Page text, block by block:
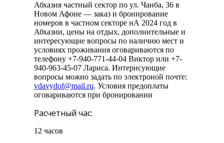
Абхазия частный сектор по ул. Чанба, 36 в
Новом Афоне — заказ и бронирование
номеров в частном секторе нА 2024 год в
Абхазии, цены на отдых, дополнительные и
интересующие вопросы по наличию мест и
условиях проживания оговариваются по
телефону +7-940-771-44-04 Виктор или +7-
940-963-45-07 Лариса. Интерисующие
вопросы можно задать по электроной почте:
vdavydof@mail.ru. Условия предоплаты
оговариваются при бронировании
Расчетный час:
12 часов